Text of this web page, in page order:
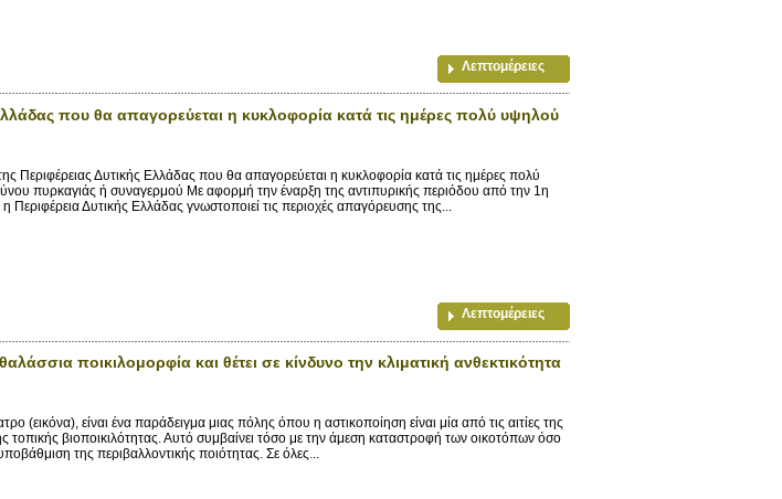
Λεπτομέρειες
που θα απαγορεύεται η κυκλοφορία κατά τις ημέρες πολύ υψηλού
Περιφέρειας Δυτικής Ελλάδας που θα απαγορεύεται η κυκλοφορία κατά τις ημέρες πολύ
πυρκαγιάς ή συναγερμού Με αφορμή την έναρξη της αντιπυρικής περιόδου από την 1η
Περιφέρεια Δυτικής Ελλάδας γνωστοποιεί τις περιοχές απαγόρευσης της...
Λεπτομέρειες
ποικιλομορφία και θέτει σε κίνδυνο την κλιματική ανθεκτικότητα
(εικόνα), είναι ένα παράδειγμα μιας πόλης όπου η αστικοποίηση είναι μία από τις αιτίες της
τοπικής βιοποικιλότητας. Αυτό συμβαίνει τόσο με την άμεση καταστροφή των οικοτόπων όσο
της περιβαλλοντικής ποιότητας. Σε όλες...